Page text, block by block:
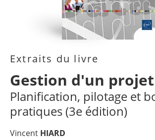
Extraits du livre
Gestion d'un
Planification, pilotage et
pratiques (3e édition)
Vincent HIARD